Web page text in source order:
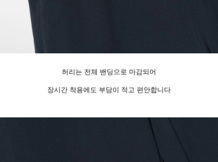
허리는 전체 밴딩으로 마감되어
장시간 착용에도 부담이 적고 편안합니다